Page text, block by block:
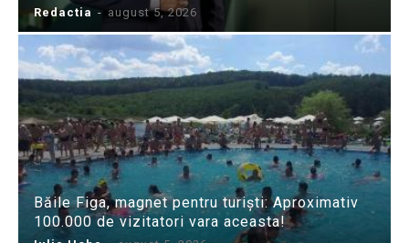
Redactia - august 5, 2026
Băile Figa, magnet pentru turiști: Aproximativ
100.000 de vizitatori vara aceasta!